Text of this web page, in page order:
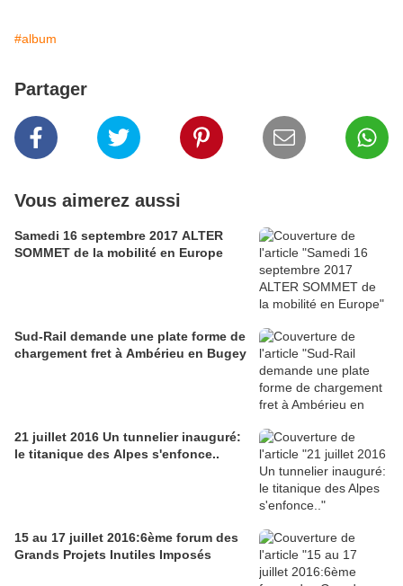
#album
Partager
Vous aimerez aussi
Samedi 16 septembre 2017 ALTER
SOMMET de la mobilité en Europe
Sud-Rail demande une plate forme de
chargement fret à Ambérieu en Bugey
21 juillet 2016 Un tunnelier inauguré:
le titanique des Alpes s'enfonce..
15 au 17 juillet 2016:6ème forum des
Grands Projets Inutiles Imposés